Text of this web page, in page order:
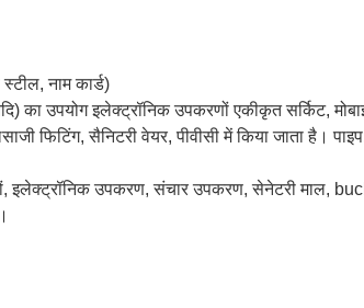
नाम कार्ड)
का उपयोग इलेक्ट्रॉनिक उपकरणों एकीकृत सर्किट,
फिटिंग, सैनिटरी वेयर, पीवीसी में किया जाता है।
इलेक्ट्रॉनिक उपकरण, संचार उपकरण, सेनेटरी माल,